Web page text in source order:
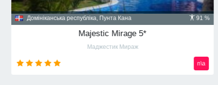
91 %
Домініканська республіка, Пунта Кана
Majestic Mirage 5*
Маджестик Мираж
n\a